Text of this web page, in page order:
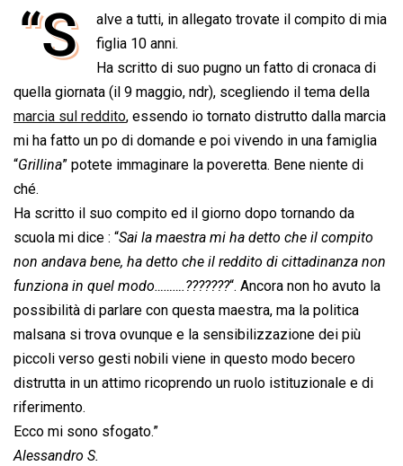
c
e
o
o
k
a
t
s
A
p
p
n
k
e
d
I
n
r
e
a
d
s
a
l
p
L
i
n
k
i
t
“S
alve a tutti, in allegato trovate il compito di mia
figlia 10 anni.
Ha scritto di suo pugno un fatto di cronaca di
quella giornata (il 9 maggio, ndr), scegliendo il tema della
marcia sul reddito, essendo io tornato distrutto dalla marcia
mi ha fatto un po di domande e poi vivendo in una famiglia
“Grillina” potete immaginare la poveretta. Bene niente di
ché.
Ha scritto il suo compito ed il giorno dopo tornando da
scuola mi dice : “Sai la maestra mi ha detto che il compito
non andava bene, ha detto che il reddito di cittadinanza non
funziona in quel modo……….???????“. Ancora non ho avuto la
possibilità di parlare con questa maestra, ma la politica
malsana si trova ovunque e la sensibilizzazione dei più
piccoli verso gesti nobili viene in questo modo becero
distrutta in un attimo ricoprendo un ruolo istituzionale e di
riferimento.
Ecco mi sono sfogato.”
Alessandro S.